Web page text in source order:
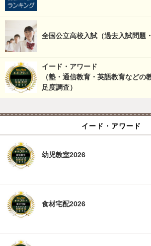
全国公立高校入試（過去入試問題
イード・アワード
（塾・通信教育・英語教育などの
足度調査）
イード・アワード
幼児教室2026
食材宅配2026